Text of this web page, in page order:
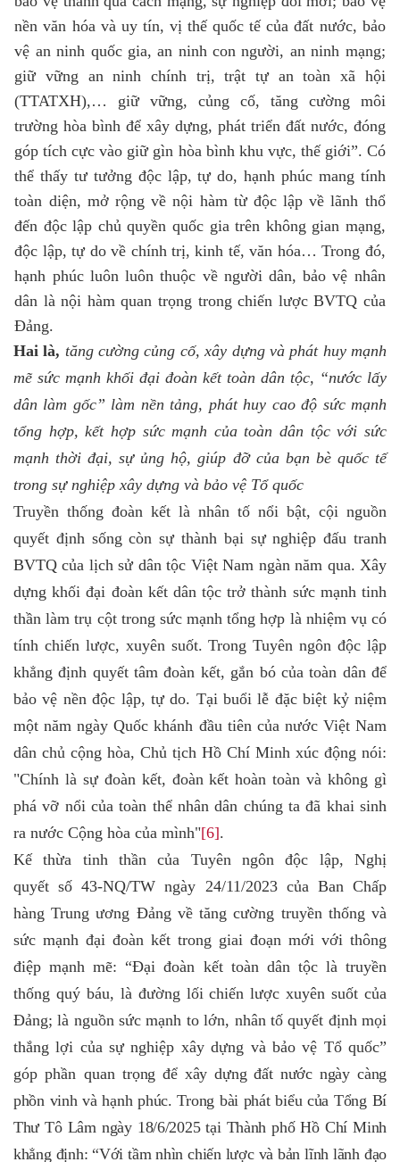
nền văn hóa và uy tín, vị thế quốc tế của đất nước, bảo
vệ an ninh quốc gia, an ninh con người, an ninh mạng;
giữ vững an ninh chính trị, trật tự an toàn xã hội
(TTATXH),… giữ vững, củng cố, tăng cường môi
trường hòa bình để xây dựng, phát triển đất nước, đóng
góp tích cực vào giữ gìn hòa bình khu vực, thế giới”. Có
thể thấy tư tưởng độc lập, tự do, hạnh phúc mang tính
toàn diện, mở rộng về nội hàm từ độc lập về lãnh thổ
đến độc lập chủ quyền quốc gia trên không gian mạng,
độc lập, tự do về chính trị, kinh tế, văn hóa… Trong đó,
hạnh phúc luôn luôn thuộc về người dân, bảo vệ nhân
dân là nội hàm quan trọng trong chiến lược BVTQ của
Đảng.
Hai là, tăng cường củng cố, xây dựng và phát huy mạnh
mẽ sức mạnh khối đại đoàn kết toàn dân tộc, “nước lấy
dân làm gốc” làm nền tảng, phát huy cao độ sức mạnh
tổng hợp, kết hợp sức mạnh của toàn dân tộc với sức
mạnh thời đại, sự ủng hộ, giúp đỡ của bạn bè quốc tế
trong sự nghiệp xây dựng và bảo vệ Tổ quốc
Truyền thống đoàn kết là nhân tố nổi bật, cội nguồn
quyết định sống còn sự thành bại sự nghiệp đấu tranh
BVTQ của lịch sử dân tộc Việt Nam ngàn năm qua. Xây
dựng khối đại đoàn kết dân tộc trở thành sức mạnh tinh
thần làm trụ cột trong sức mạnh tổng hợp là nhiệm vụ có
tính chiến lược, xuyên suốt. Trong Tuyên ngôn độc lập
khẳng định quyết tâm đoàn kết, gắn bó của toàn dân để
bảo vệ nền độc lập, tự do. Tại buổi lễ đặc biệt kỷ niệm
một năm ngày Quốc khánh đầu tiên của nước Việt Nam
dân chủ cộng hòa, Chủ tịch Hồ Chí Minh xúc động nói:
"Chính là sự đoàn kết, đoàn kết hoàn toàn và không gì
phá vỡ nổi của toàn thể nhân dân chúng ta đã khai sinh
ra nước Cộng hòa của mình"[6].
Kế thừa tinh thần của Tuyên ngôn độc lập, Nghị
quyết số 43-NQ/TW ngày 24/11/2023 của Ban Chấp
hàng Trung ương Đảng về tăng cường truyền thống và
sức mạnh đại đoàn kết trong giai đoạn mới với thông
điệp mạnh mẽ: “Đại đoàn kết toàn dân tộc là truyền
thống quý báu, là đường lối chiến lược xuyên suốt của
Đảng; là nguồn sức mạnh to lớn, nhân tố quyết định mọi
thắng lợi của sự nghiệp xây dựng và bảo vệ Tổ quốc”
góp phần quantrọng để xây dựng đất nước ngày càng
phồn vinh và hạnh phúc. Trong bài phát biểu của Tổng Bí
Thư Tô Lâm ngày 18/6/2025 tại Thành phố Hồ Chí Minh
khẳng định: “Với tầm nhìn chiến lược và bản lĩnh lãnh đạo